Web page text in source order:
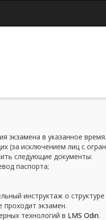
экзамена в указанное время.
(за исключением лиц с
следующие документы:
паспорта;
инструктаж о
проходит экзамен.
технологий в LMS Odin.